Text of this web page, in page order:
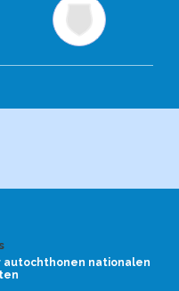
autochthonen nationalen